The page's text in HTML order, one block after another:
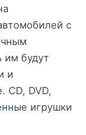
с
им будут
и
CD, DVD,
игрушки